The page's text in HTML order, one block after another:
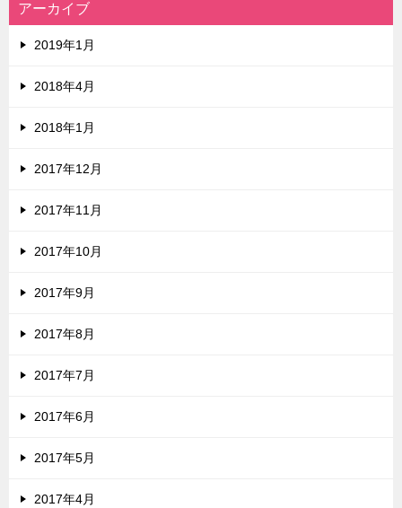
アーカイブ
2019年1月
2018年4月
2018年1月
2017年12月
2017年11月
2017年10月
2017年9月
2017年8月
2017年7月
2017年6月
2017年5月
2017年4月